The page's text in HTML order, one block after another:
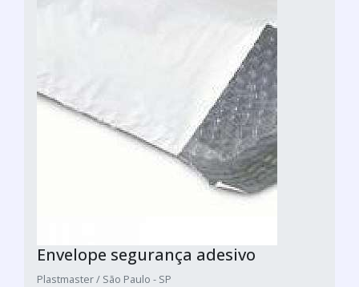
Envelope segurança adesivo
Plastmaster / São Paulo - SP